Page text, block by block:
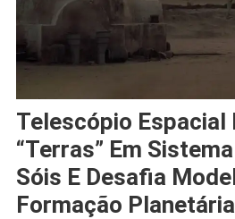
Telescópio Espacial
“Terras” Em
Sóis E Desafia
Formação Planetária